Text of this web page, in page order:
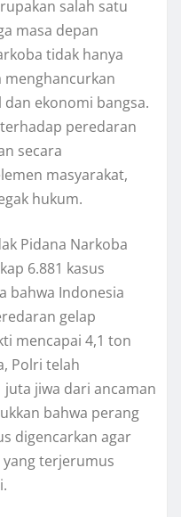
salah satu
masa depan
tidak hanya
ekonomi bangsa.
peredaran
secara
masyarakat,
hukum.
Pidana Narkoba
6.881 kasus
bahwa Indonesia
gelap
mencapai 4,1 ton
Polri telah
jiwa dari ancaman
bahwa perang
digencarkan agar
terjerumus